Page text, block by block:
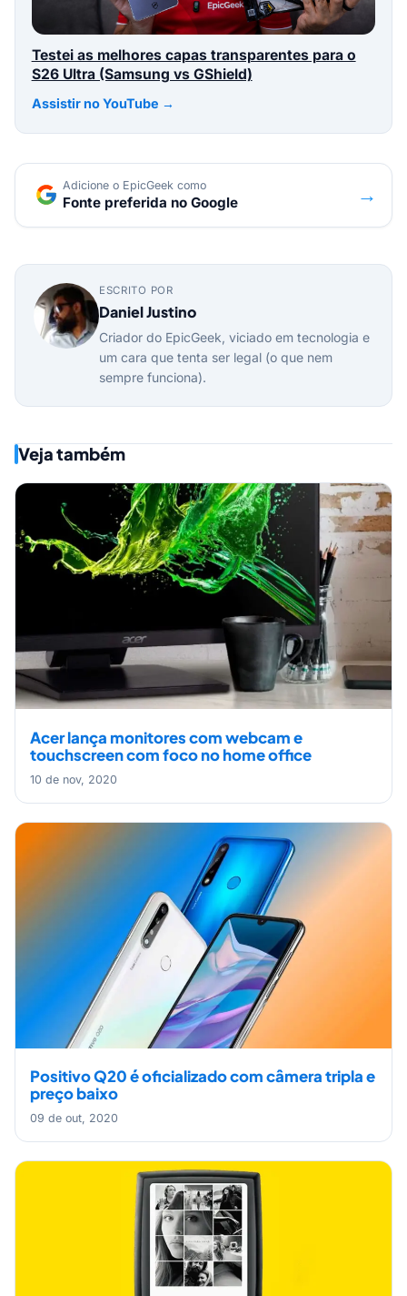
Testei as melhores capas transparentes para o
S26 Ultra (Samsung vs GShield)
Assistir no YouTube →
Adicione o EpicGeek como
Fonte preferida no Google →
ESCRITO POR
Daniel Justino
Criador do EpicGeek, viciado em tecnologia e
um cara que tenta ser legal (o que nem
sempre funciona).
Veja também
Acer lança monitores com webcam e
touchscreen com foco no home office
10 de nov, 2020
Positivo Q20 é oficializado com câmera tripla e
preço baixo
09 de out, 2020